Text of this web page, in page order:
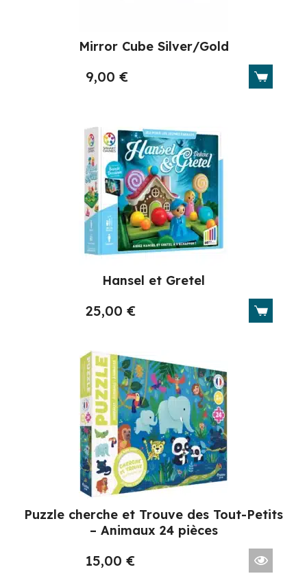
Mirror Cube Silver/Gold
9,00€
Hansel et Gretel
25,00€
Puzzle cherche et Trouve des Tout-Petits
– Animaux 24 pièces
15,00€